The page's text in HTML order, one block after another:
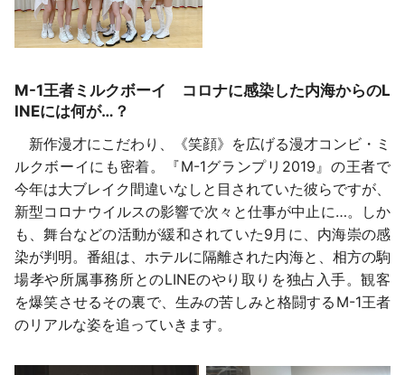
M-1王者ミルクボーイ コロナに感染した内海からのL
INEには何が…？
新作漫才にこだわり、《笑顔》を広げる漫才コンビ・ミ
ルクボーイにも密着。『M-1グランプリ2019』の王者で
今年は大ブレイク間違いなしと目されていた彼らですが、
新型コロナウイルスの影響で次々と仕事が中止に…。しか
も、舞台などの活動が緩和されていた9月に、内海崇の感
染が判明。番組は、ホテルに隔離された内海と、相方の駒
場孝や所属事務所とのLINEのやり取りを独占入手。観客
を爆笑させるその裏で、生みの苦しみと格闘するM-1王者
のリアルな姿を追っていきます。